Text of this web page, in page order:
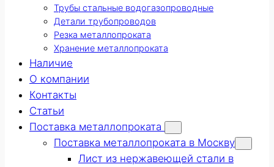
Трубы стальные водогазопроводные
Детали трубопроводов
Резка металлопроката
Хранение металлопроката
Наличие
О компании
Контакты
Статьи
Поставка металлопроката
Поставка металлопроката в Москву
Лист из нержавеющей стали в